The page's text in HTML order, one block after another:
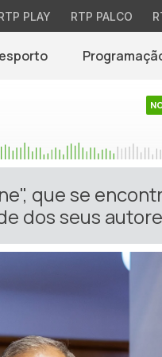
PLAY RTP PALCO
que se
dos seus